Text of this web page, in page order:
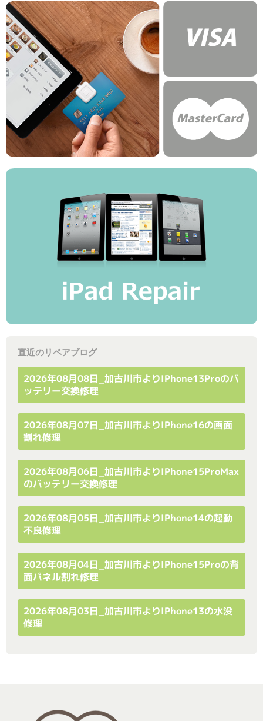
直近のリペアブログ
2026年08月08日_加古川市よりiPhone13Proのバ
ッテリー交換修理
2026年08月07日_加古川市よりiPhone16の画面
割れ修理
2026年08月06日_加古川市よりiPhone15ProMax
のバッテリー交換修理
2026年08月05日_加古川市よりiPhone14の起動
不良修理
2026年08月04日_加古川市よりiPhone15Proの背
面パネル割れ修理
2026年08月03日_加古川市よりiPhone13の水没
修理